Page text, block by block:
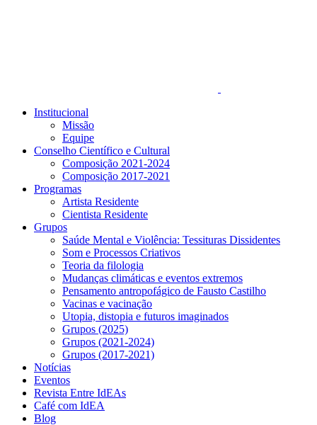
Institucional
Missão
Equipe
Conselho Científico e Cultural
Composição 2021-2024
Composição 2017-2021
Programas
Artista Residente
Cientista Residente
Grupos
Saúde Mental e Violência: Tessituras Dissidentes
Som e Processos Criativos
Teoria da filologia
Mudanças climáticas e eventos extremos
Pensamento antropofágico de Fausto Castilho
Vacinas e vacinação
Utopia, distopia e futuros imaginados
Grupos (2025)
Grupos (2021-2024)
Grupos (2017-2021)
Notícias
Eventos
Revista Entre IdEAs
Café com IdEA
Blog